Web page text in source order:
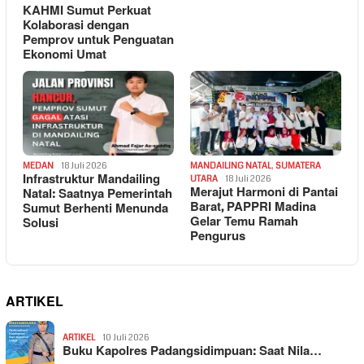
KAHMI Sumut Perkuat
Kolaborasi dengan
Pemprov untuk Penguatan
Ekonomi Umat
MEDAN 18 Juli 2026
Infrastruktur Mandailing
Natal: Saatnya Pemerintah
Sumut Berhenti Menunda
Solusi
MANDAILING NATAL, SUMATERA
UTARA
18 Juli 2026
Merajut Harmoni di Pantai
Barat, PAPPRI Madina
Gelar Temu Ramah
Pengurus
ARTIKEL
ARTIKEL 10 Juli 2026
Buku Kapolres Padangsidimpuan: Saat Nila…